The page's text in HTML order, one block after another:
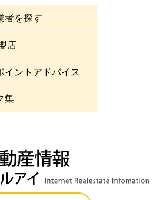
者を探す
店
イントアドバイス
集